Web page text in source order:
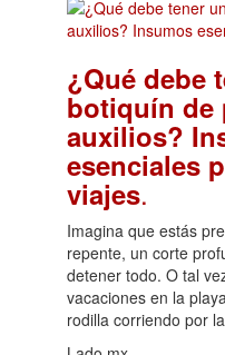
¿Qué debe
botiquín de
auxilios?
esenciales
viajes.
Imagina que estás
repente, un corte
detener todo. O tal
vacaciones en la
rodilla corriendo por